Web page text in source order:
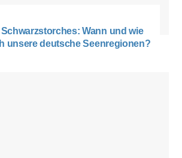
Wann und wie
unsere deutsche Seenregionen?